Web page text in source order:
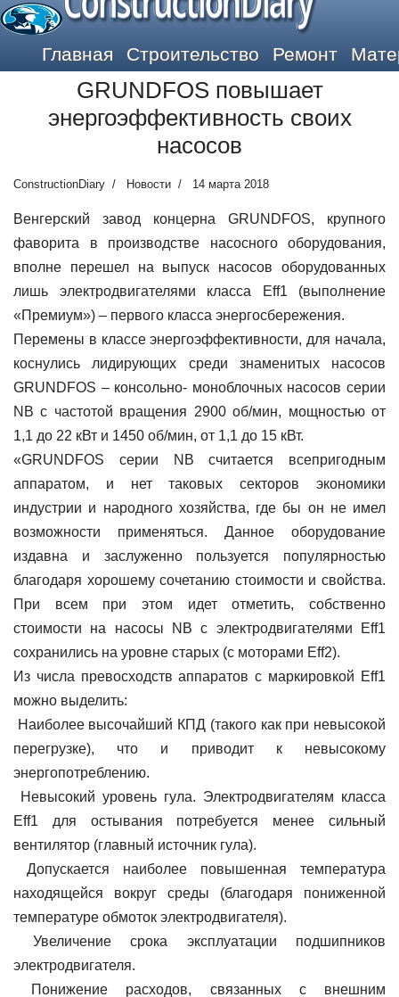
Главная Строительство Ремонт
GRUNDFOS повышает
энергоэффективность своих
насосов
ConstructionDiary Новости 14 марта 2018
Венгерский завод концерна GRUNDFOS, крупного
фаворита в производстве насосного оборудования,
вполне перешел на выпуск насосов оборудованных
лишь электродвигателями класса Eff1 (выполнение
«Премиум») – первого класса энергосбережения.
Перемены в классе энергоэффективности, для начала,
коснулись лидирующих среди знаменитых насосов
GRUNDFOS – консольно- моноблочных насосов серии
NB с частотой вращения 2900 об/мин, мощностью от
1,1 до 22 кВт и 1450 об/мин, от 1,1 до 15 кВт.
«GRUNDFOS серии NB считается всепригодным
аппаратом, и нет таковых секторов экономики
индустрии и народного хозяйства, где бы он не имел
возможности применяться. Данное оборудование
издавна и заслуженно пользуется популярностью
благодаря хорошему сочетанию стоимости и свойства.
При всем при этом идет отметить, собственно
стоимости на насосы NB с электродвигателями Eff1
сохранились на уровне старых (с моторами Eff2).
Из числа превосходств аппаратов с маркировкой Eff1
можно выделить:
Наиболее высочайший КПД (такого как при невысокой
перегрузке), что и приводит к невысокому
энергопотреблению.
Невысокий уровень гула. Электродвигателям класса
Eff1 для остывания потребуется менее сильный
вентилятор (главный источник гула).
Допускается наиболее повышенная температура
находящейся вокруг среды (благодаря пониженной
температуре обмоток электродвигателя).
Увеличение срока эксплуатации подшипников
электродвигателя.
Понижение расходов, связанных с внешним